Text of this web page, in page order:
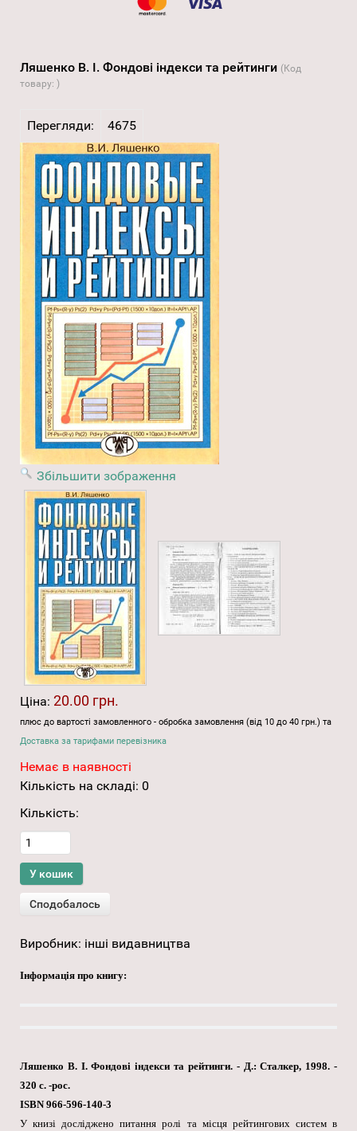
Ляшенко В. І. Фондові індекси та рейтинги (Код
товару: )
Перегляди: 4675
Збільшити зображення
Ціна: 20.00 грн.
плюс до вартості замовленного - обробка замовлення (від 10 до 40 грн.) та
Доставка за тарифами перевізника
Немає в наявності
Кількість на складі: 0
Кількість:
Виробник: інші видавництва
Інформація про книгу:
Ляшенко В. І. Фондові індекси та рейтинги. - Д.: Сталкер, 1998. -
320 с. -рос.
ISBN 966-596-140-3
У книзі досліджено питання ролі та місця рейтингових систем в